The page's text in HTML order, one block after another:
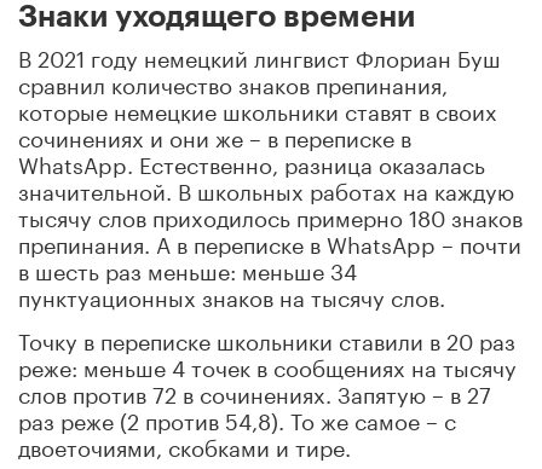
Знаки уходящего времени
В 2021 году немецкий лингвист Флориан Буш
сравнил количество знаков препинания,
которые немецкие школьники ставят в своих
сочинениях и они же – в переписке в
WhatsApp. Естественно, разница оказалась
значительной. В школьных работах на каждую
тысячу слов приходилось примерно 180 знаков
препинания. А в переписке в WhatsApp – почти
в шесть раз меньше: меньше 34
пунктуационных знаков на тысячу слов.
Точку в переписке школьники ставили в 20 раз
реже: меньше 4 точек в сообщениях на тысячу
слов против 72 в сочинениях. Запятую – в 27
раз реже (2 против 54,8). То же самое – с
двоеточиями, скобками и тире.